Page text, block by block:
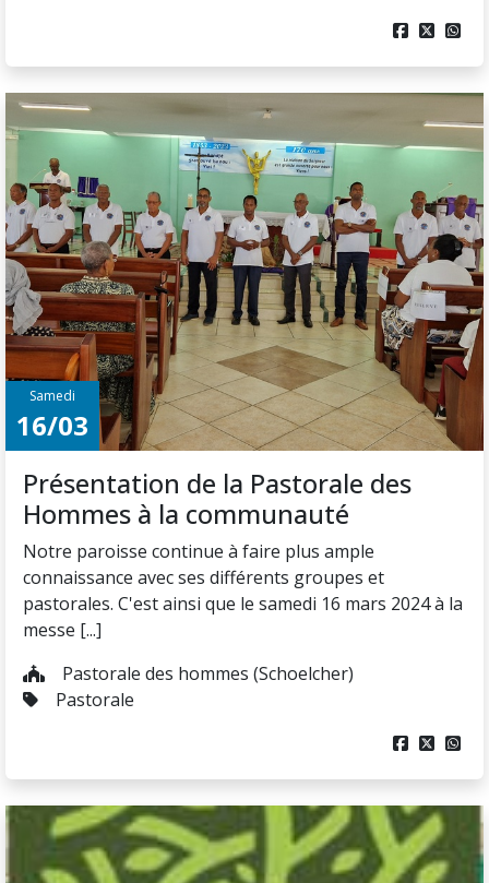
  
Samedi
16/03
Présentation de la Pastorale des
Hommes à la communauté
Notre paroisse continue à faire plus ample
connaissance avec ses différents groupes et
pastorales. C'est ainsi que le samedi 16 mars 2024 à la
messe [...]
Pastorale des hommes (Schoelcher)
Pastorale
  